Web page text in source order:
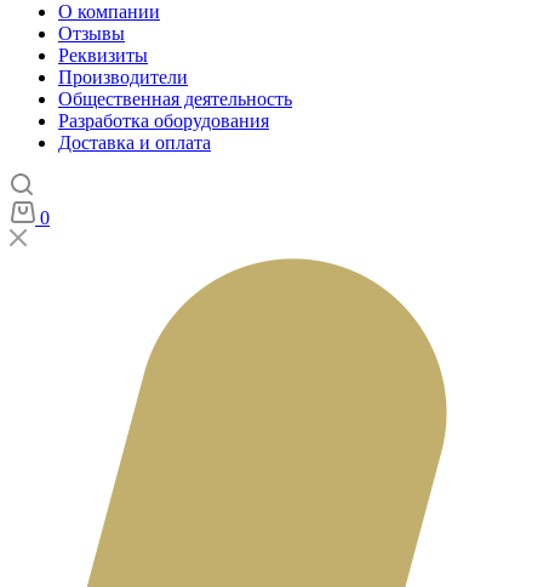
О компании
Отзывы
Реквизиты
Производители
Общественная деятельность
Разработка оборудования
Доставка и оплата
0